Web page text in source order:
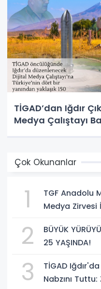
TİGAD’dan Iğdır
Medya Çalıştayı
Çok Okunanlar
1
TGF Anadolu
Medya Zirvesi
2
BÜYÜK
25 YAŞINDA!
3
TİGAD
Nabzını